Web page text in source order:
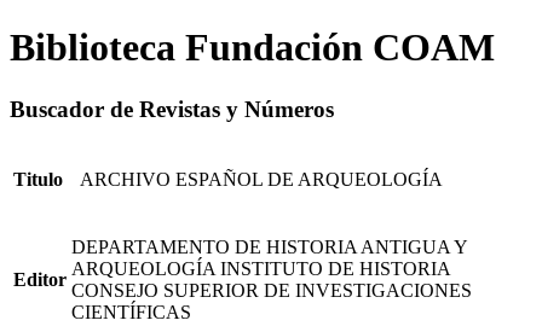
Biblioteca Fundación COAM
Buscador de Revistas y Números
Titulo ARCHIVO ESPAÑOL DE ARQUEOLOGÍA
Editor
DEPARTAMENTO DE HISTORIA ANTIGUA Y
ARQUEOLOGÍA INSTITUTO DE HISTORIA
CONSEJO SUPERIOR DE INVESTIGACIONES
CIENTÍFICAS